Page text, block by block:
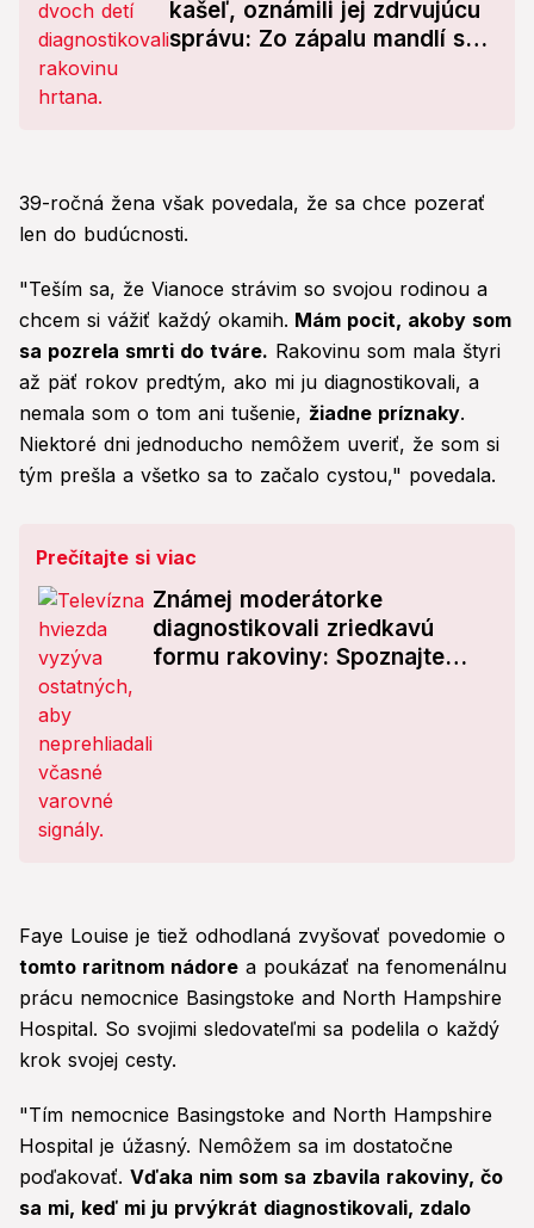
kašeľ, oznámili jej zdrvujúcu
správu: Zo zápalu mandlí sa
39-ročná žena však povedala, že sa chce pozerať
len do budúcnosti.
"Teším sa, že Vianoce strávim so svojou rodinou a
chcem si vážiť každý okamih. Mám pocit, akoby som
sa pozrela smrti do tváre. Rakovinu som mala štyri
až päť rokov predtým, ako mi ju diagnostikovali, a
nemala som o tom ani tušenie, žiadne príznaky.
Niektoré dni jednoducho nemôžem uveriť, že som si
tým prešla a všetko sa to začalo cystou," povedala.
Prečítajte si viac
Známej moderátorke
diagnostikovali zriedkavú
formu rakoviny: Spoznajte
Faye Louise je tiež odhodlaná zvyšovať povedomie o
tomto raritnom nádore a poukázať na fenomenálnu
prácu nemocnice Basingstoke and North Hampshire
Hospital. So svojimi sledovateľmi sa podelila o každý
krok svojej cesty.
"Tím nemocnice Basingstoke and North Hampshire
Hospital je úžasný. Nemôžem sa im dostatočne
poďakovať. Vďaka nim som sa zbavila rakoviny, čo
sa mi, keď mi ju prvýkrát diagnostikovali, zdalo